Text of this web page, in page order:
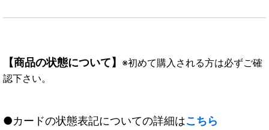
【商品の状態について】 ※初めて購入される方は必ずご確
認下さい。
●カードの状態表記についての詳細はこちら